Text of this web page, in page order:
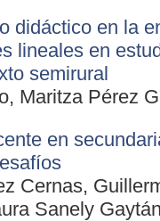
didáctico en la
lineales en
semirural
Maritza Pérez
en
Cernas,
Sanely